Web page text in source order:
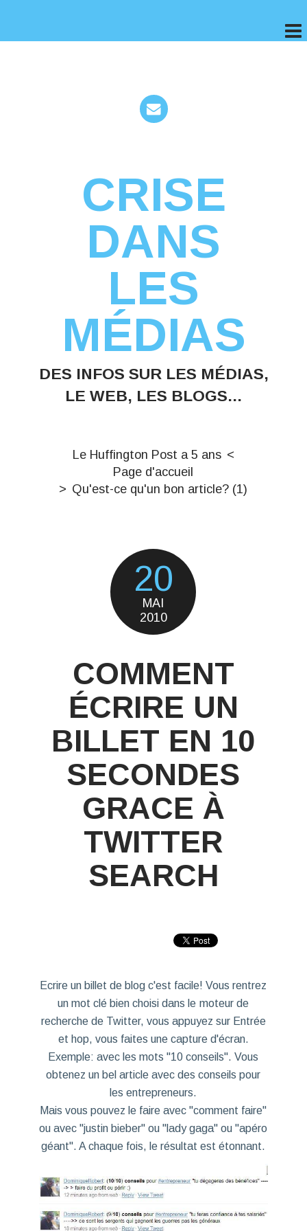
CRISE
DANS
LES
MÉDIAS
DES INFOS SUR LES MÉDIAS,
LE WEB, LES BLOGS...
Le Huffington Post a 5 ans
Page d'accueil
Qu'est-ce qu'un bon article? (1)
20
MAI
2010
COMMENT
ÉCRIRE UN
BILLET EN 10
SECONDES
GRACE À
TWITTER
SEARCH
Ecrire un billet de blog c'est facile! Vous rentrez
un mot clé bien choisi dans le moteur de
recherche de Twitter, vous appuyez sur Entrée
et hop, vous faites une capture d'écran.
Exemple: avec les mots "10 conseils". Vous
obtenez un bel article avec des conseils pour
les entrepreneurs.
Mais vous pouvez le faire avec "comment faire"
ou avec "justin bieber" ou "lady gaga" ou "apéro
géant". A chaque fois, le résultat est étonnant.